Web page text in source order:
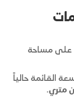
على مساحة
القائمة حالياً
.